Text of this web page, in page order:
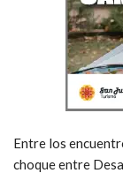
Entre los
choque entre